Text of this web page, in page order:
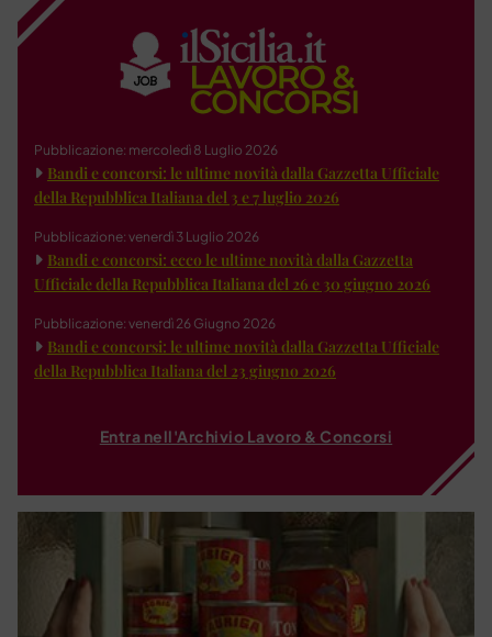
Pubblicazione: mercoledì 8 Luglio 2026
Bandi e concorsi: le ultime novità dalla Gazzetta Ufficiale
della Repubblica Italiana del 3 e 7 luglio 2026
Pubblicazione: venerdì 3 Luglio 2026
Bandi e concorsi: ecco le ultime novità dalla Gazzetta
Ufficiale della Repubblica Italiana del 26 e 30 giugno 2026
Pubblicazione: venerdì 26 Giugno 2026
Bandi e concorsi: le ultime novità dalla Gazzetta Ufficiale
della Repubblica Italiana del 23 giugno 2026
Entra nell'Archivio Lavoro & Concorsi